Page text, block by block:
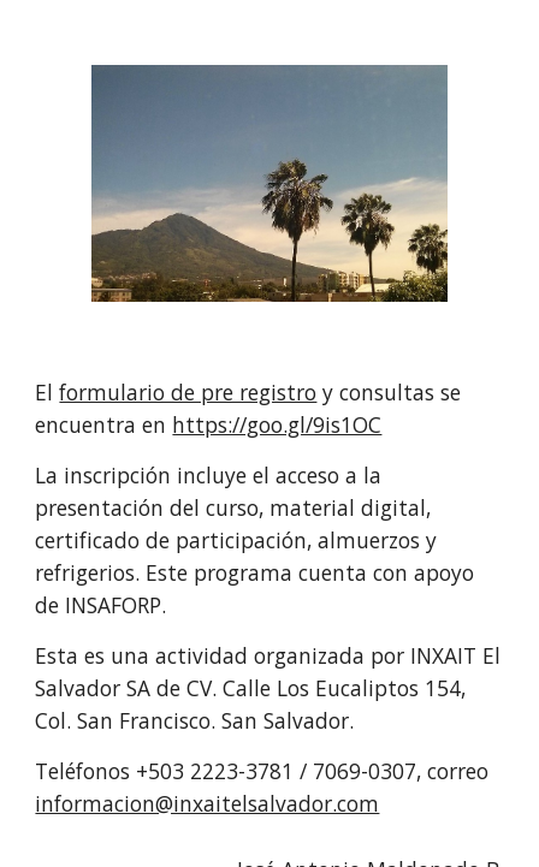
El formulario de pre registro y consultas se
encuentra en https://goo.gl/9is1OC
La inscripción incluye el acceso a la
presentación del curso, material digital,
certificado de participación, almuerzos y
refrigerios. Este programa cuenta con apoyo
de INSAFORP.
Esta es una actividad organizada por INXAIT El
Salvador SA de CV. Calle Los Eucaliptos 154,
Col. San Francisco. San Salvador.
informacion@inxaitelsalvador.com